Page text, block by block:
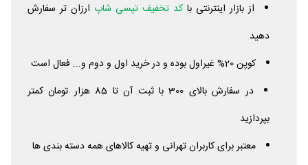
از بازار اینترنتی با کد تخفیف تپسی شاپ ارزان تر سفارش
دهید
کوپن 20% غیراول بوده و در خرید اول و دوم و... فعال است
در سفارش بالای 300 با ثبت آن تا 85 هزار تومان کمتر
بپردازید
معتبر برای کاربران تهرانی و تهیه کالاهای همه دسته بندی ها